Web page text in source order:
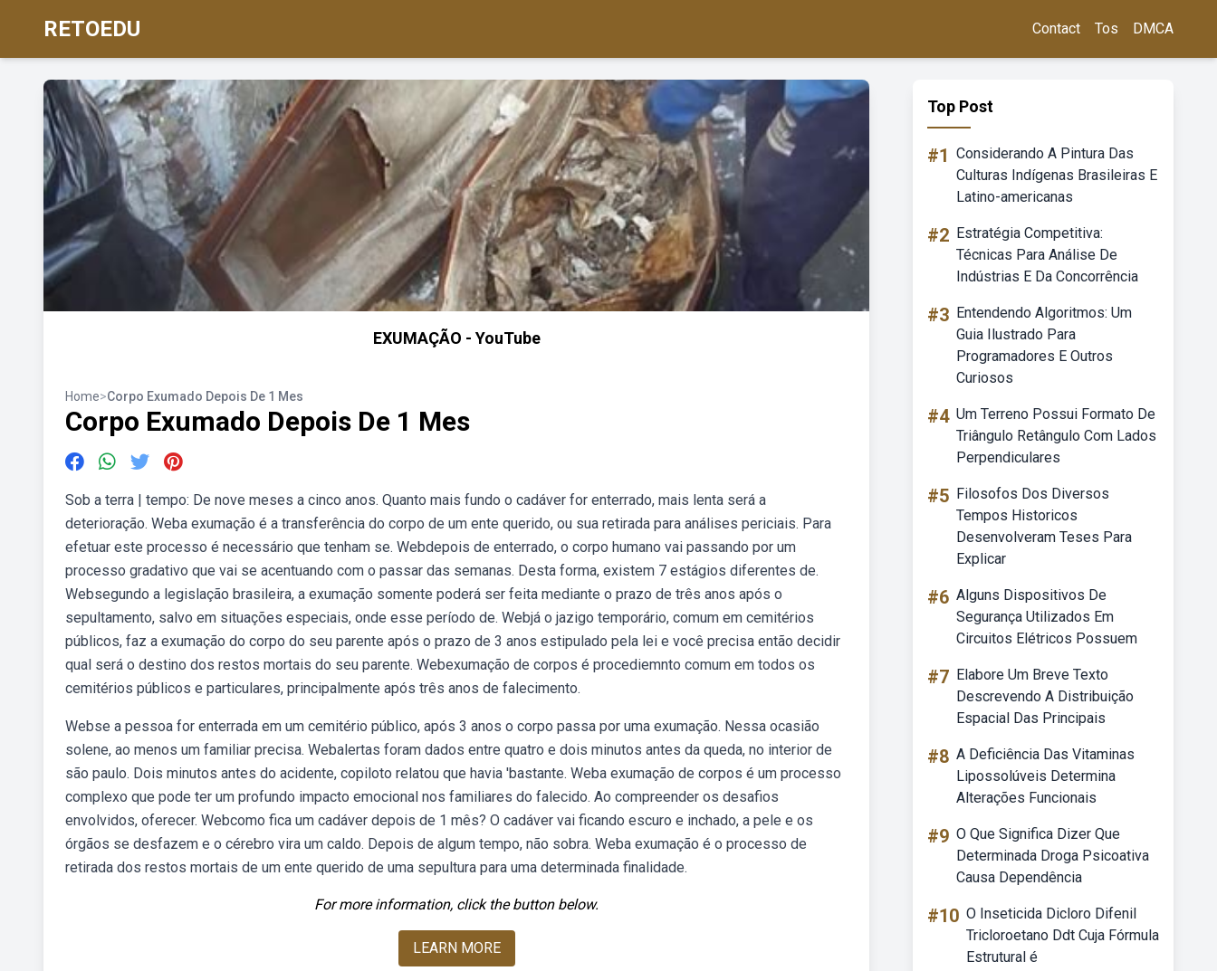
RETOEDU Contact Tos DMCA
EXUMAÇÃO - YouTube
Home>Corpo Exumado Depois De 1 Mes
Corpo Exumado Depois De 1 Mes
Sob a terra | tempo: De nove meses a cinco anos. Quanto mais fundo o cadáver for enterrado, mais lenta será a
deterioração. Weba exumação é a transferência do corpo de um ente querido, ou sua retirada para análises periciais. Para
efetuar este processo é necessário que tenham se. Webdepois de enterrado, o corpo humano vai passando por um
processo gradativo que vai se acentuando com o passar das semanas. Desta forma, existem 7 estágios diferentes de.
Websegundo a legislação brasileira, a exumação somente poderá ser feita mediante o prazo de três anos após o
sepultamento, salvo em situações especiais, onde esse período de. Webjá o jazigo temporário, comum em cemitérios
públicos, faz a exumação do corpo do seu parente após o prazo de 3 anos estipulado pela lei e você precisa então decidir
qual será o destino dos restos mortais do seu parente. Webexumação de corpos é procediemnto comum em todos os
cemitérios públicos e particulares, principalmente após três anos de falecimento.
Webse a pessoa for enterrada em um cemitério público, após 3 anos o corpo passa por uma exumação. Nessa ocasião
solene, ao menos um familiar precisa. Webalertas foram dados entre quatro e dois minutos antes da queda, no interior de
são paulo. Dois minutos antes do acidente, copiloto relatou que havia 'bastante. Weba exumação de corpos é um processo
complexo que pode ter um profundo impacto emocional nos familiares do falecido. Ao compreender os desafios
envolvidos, oferecer. Webcomo fica um cadáver depois de 1 mês? O cadáver vai ficando escuro e inchado, a pele e os
órgãos se desfazem e o cérebro vira um caldo. Depois de algum tempo, não sobra. Weba exumação é o processo de
retirada dos restos mortais de um ente querido de uma sepultura para uma determinada finalidade.
For more information, click the button below.
LEARN MORE
Top Post
#1 Considerando A Pintura Das
Culturas Indígenas Brasileiras E
Latino-americanas
#2 Estratégia Competitiva:
Técnicas Para Análise De
Indústrias E Da Concorrência
#3 Entendendo Algoritmos: Um
Guia Ilustrado Para
Programadores E Outros
Curiosos
#4 Um Terreno Possui Formato De
Triângulo Retângulo Com Lados
Perpendiculares
#5 Filosofos Dos Diversos
Tempos Historicos
Desenvolveram Teses Para
Explicar
#6 Alguns Dispositivos De
Segurança Utilizados Em
Circuitos Elétricos Possuem
#7 Elabore Um Breve Texto
Descrevendo A Distribuição
Espacial Das Principais
#8 A Deficiência Das Vitaminas
Lipossolúveis Determina
Alterações Funcionais
#9 O Que Significa Dizer Que
Determinada Droga Psicoativa
Causa Dependência
#10 O Inseticida Dicloro Difenil
Tricloroetano Ddt Cuja Fórmula
Estrutural é